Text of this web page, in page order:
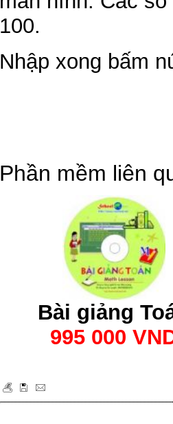
100.
Nhập xong bấm
Phần mềm liên
Bài giảng
995 000